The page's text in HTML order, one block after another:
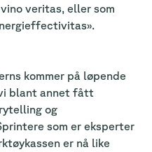
veritas, eller som
kommer på løpende
blant annet fått
og
som er eksperter
er nå like